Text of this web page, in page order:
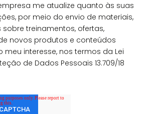
me atualize quanto às suas
por meio do envio de materiais,
treinamentos, ofertas,
novos produtos e conteúdos
meu interesse, nos termos da Lei
de Dados Pessoais 13.709/18